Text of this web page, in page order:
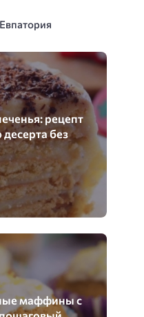
рецепт
без
маффины с